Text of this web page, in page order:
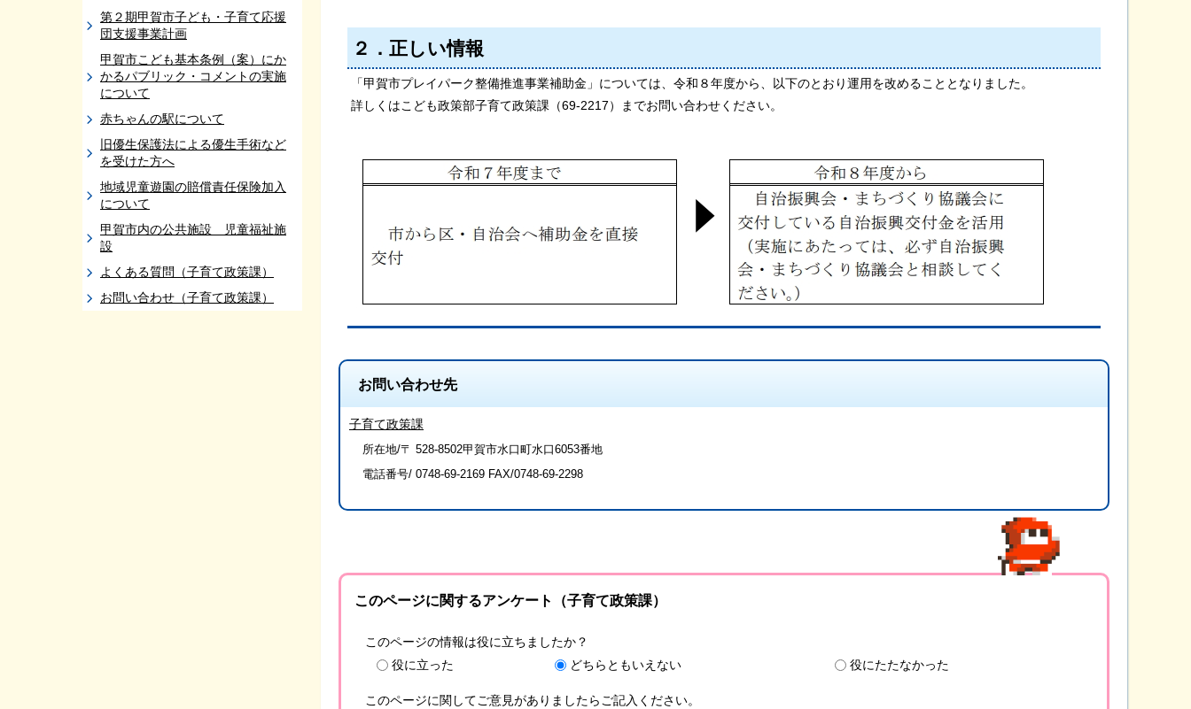
第２期甲賀市子ども・子育て応援
団支援事業計画
甲賀市こども基本条例（案）にか
かるパブリック・コメントの実施
について
赤ちゃんの駅について
旧優生保護法による優生手術など
を受けた方へ
地域児童遊園の賠償責任保険加入
について
甲賀市内の公共施設 児童福祉施
設
よくある質問（子育て政策課）
お問い合わせ（子育て政策課）
２．正しい情報
「甲賀市プレイパーク整備推進事業補助金」については、令和８年度から、以下のとおり運用を改めることとなりました。
詳しくはこども政策部子育て政策課（69-2217）までお問い合わせください。
お問い合わせ先
子育て政策課
所在地/〒 528-8502甲賀市水口町水口6053番地
電話番号/ 0748-69-2169 FAX/0748-69-2298
このページに関するアンケート（子育て政策課）
このページの情報は役に立ちましたか？
役に立った
どちらともいえない 役にたたなかった
このページに関してご意見がありましたらご記入ください。